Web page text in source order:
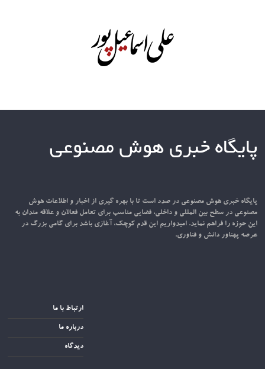
پایگاه خبری هوش مصنوعی
پایگاه خبری هوش مصنوعی در صدد است تا با بهره گیری از اخبار و اطلاعات هوش
مصنوعی در سطح بین المللی و داخلی، فضایی مناسب برای تعامل فعالان و علاقه مندان به
این حوزه را فراهم نماید. امیدواریم این قدم کوچک، آغازی باشد برای گامی بزرگ در
عرصه پهناور دانش و فناوری.
ارتباط با ما
درباره ما
دیدگاه